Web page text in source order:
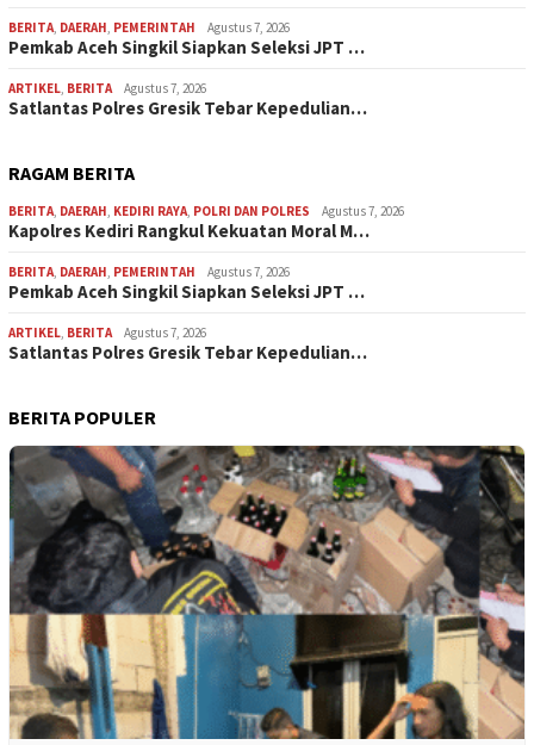
BERITA, DAERAH, PEMERINTAH Agustus 7, 2026
Pemkab Aceh Singkil Siapkan Seleksi JPT …
ARTIKEL, BERITA Agustus 7, 2026
Satlantas Polres Gresik Tebar Kepedulian…
RAGAM BERITA
BERITA, DAERAH, KEDIRI RAYA, POLRI DAN POLRES Agustus 7, 2026
Kapolres Kediri Rangkul Kekuatan Moral M…
BERITA, DAERAH, PEMERINTAH Agustus 7, 2026
Pemkab Aceh Singkil Siapkan Seleksi JPT …
ARTIKEL, BERITA Agustus 7, 2026
Satlantas Polres Gresik Tebar Kepedulian…
BERITA POPULER